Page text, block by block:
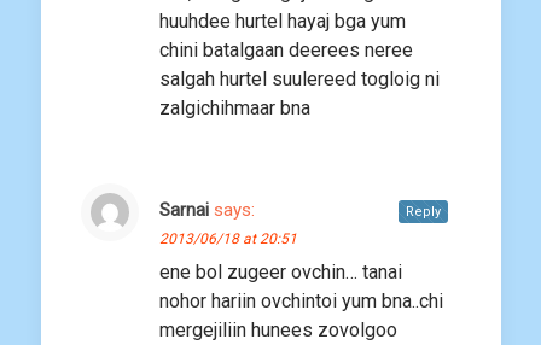
huuhdee hurtel hayaj bga yum
chini batalgaan deerees neree
salgah hurtel suulereed togloig ni
zalgichihmaar bna
Sarnai says:
2013/06/18 at 20:51
ene bol zugeer ovchin… tanai
nohor hariin ovchintoi yum bna..chi
mergejiliin hunees zovolgoo
Reply